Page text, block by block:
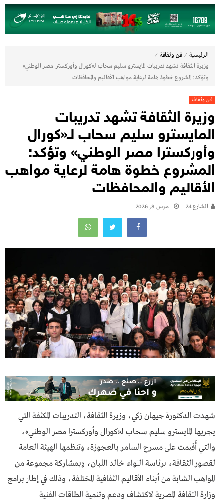
الرئيسية ⁄ فن وثقافة ⁄
وزيرة الثقافة تشهد تدريبات المايسترو سليم سحاب لـ«كورال وأوركسترا مصر الوطني»
وتؤكد: المشروع خطوة هامة لرعاية مواهب الأقاليم والمحافظات
فن وثقافة
وزيرة الثقافة تشهد تدريبات
المايسترو سليم سحاب لـ«كورال
وأوركسترا مصر الوطني» وتؤكد:
المشروع خطوة هامة لرعاية مواهب
الأقاليم والمحافظات
الشارع 24 مارس 8, 2026
شهدت الدكتورة جيهان زكي، وزيرة الثقافة، التدريبات المكثفة التي
يجريها المايسترو سليم سحاب لـ«كورال وأوركسترا مصر الوطني»،
والتي أُقيمت على مسرح السامر بالعجوزة، وتنظمها الهيئة العامة
لقصور الثقافة، برئاسة اللواء خالد اللبان، وبمشاركة مجموعة من
المواهب الشابة من أبناء الأقاليم الثقافية المختلفة، وذلك في إطار برامج
وزارة الثقافة المصرية لاكتشاف ودعم وتنمية الطاقات الفنية